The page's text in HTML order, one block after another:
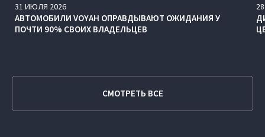
31 ИЮЛЯ 2026
АВТОМОБИЛИ VOYAH ОПРАВДЫВАЮТ ОЖИДАНИЯ У
ПОЧТИ 90% СВОИХ ВЛАДЕЛЬЦЕВ
28
СМОТРЕТЬ ВСЕ